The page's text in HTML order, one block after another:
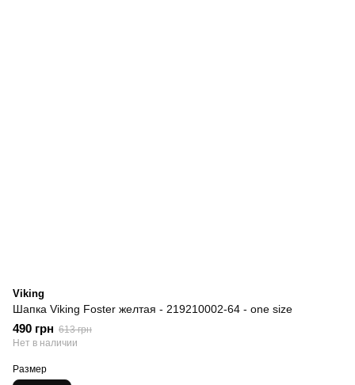
Viking
Шапка Viking Foster желтая - 219210002-64 - one size
490 грн 613 грн
Нет в наличии
Размер